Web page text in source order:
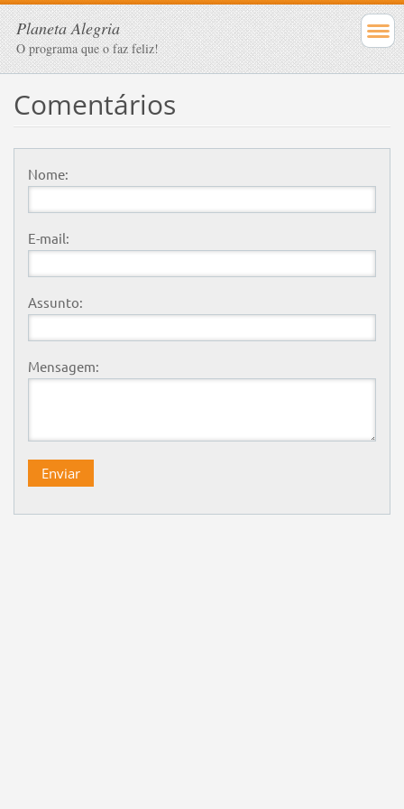
Planeta Alegria
O programa que o faz feliz!
Comentários
Nome:
E-mail:
Assunto:
Mensagem: